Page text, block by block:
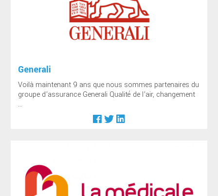
Generali
Voilà maintenant 9 ans que nous sommes partenaires du
groupe d’assurance Generali Qualité de l’air, changement
...